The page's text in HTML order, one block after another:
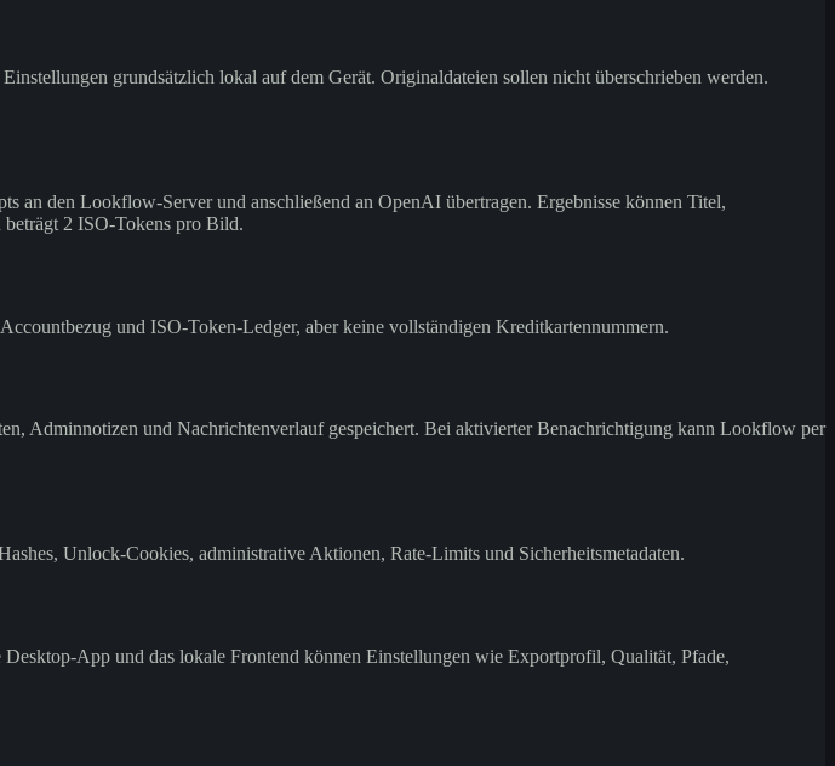
grundsätzlich lokal auf dem Gerät. Originaldateien sollen nicht überschrieben werden.
den Lookflow-Server und anschließend an OpenAI übertragen. Ergebnisse können Titel,
2 ISO-Tokens pro Bild.
und ISO-Token-Ledger, aber keine vollständigen Kreditkartennummern.
Adminnotizen und Nachrichtenverlauf gespeichert. Bei aktivierter Benachrichtigung kann Lookflow per
Unlock-Cookies, administrative Aktionen, Rate-Limits und Sicherheitsmetadaten.
App und das lokale Frontend können Einstellungen wie Exportprofil, Qualität, Pfade,